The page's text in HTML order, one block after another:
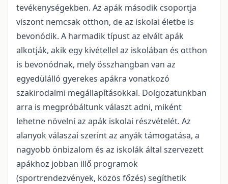
tevékenységekben. Az apák második csoportja
viszont nemcsak otthon, de az iskolai életbe is
bevonódik. A harmadik típust az elvált apák
alkotják, akik egy kivétellel az iskolában és otthon
is bevonódnak, mely összhangban van az
egyedülálló gyerekes apákra vonatkozó
szakirodalmi megállapításokkal. Dolgozatunkban
arra is megpróbáltunk választ adni, miként
lehetne növelni az apák iskolai részvételét. Az
alanyok válaszai szerint az anyák támogatása, a
nagyobb önbizalom és az iskolák által szervezett
apákhoz jobban illő programok
(sportrendezvények, közös főzés) segíthetik